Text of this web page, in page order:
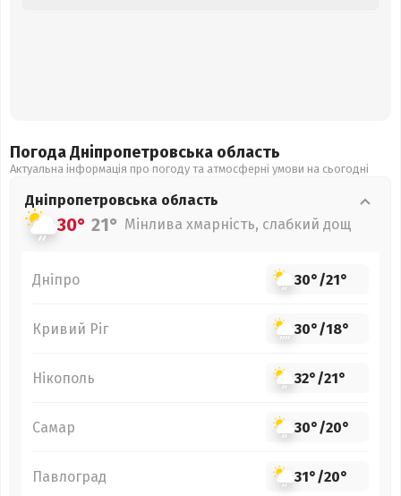
Погода Дніпропетровська область
Актуальна інформація про погоду та атмосферні умови на сьогодні
Дніпропетровська область
30° 21° Мінлива хмарність, слабкий дощ
Дніпро 30°/21°
Кривий Ріг 30°/18°
Нікополь 32°/21°
Самар 30°/20°
Павлоград 31°/20°